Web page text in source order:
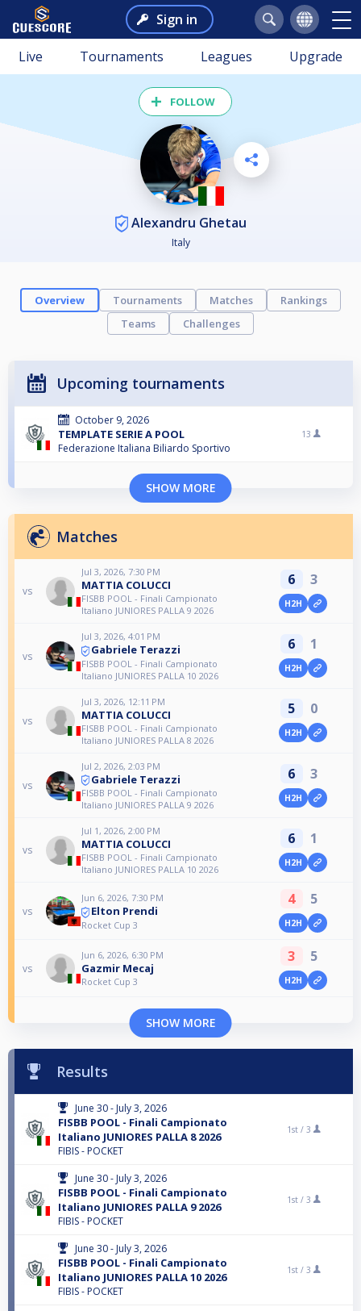
Sign in
Live Tournaments Leagues Upgrade
FOLLOW
Alexandru Ghetau
Italy
Overview Tournaments Matches
Rankings
Teams
Challenges
Upcoming tournaments
October 9, 2026
TEMPLATE SERIE A POOL
Federazione Italiana Biliardo Sportivo
13
SHOW MORE
Matches
vs
Jul 3, 2026, 7:30 PM
MATTIA COLUCCI
FISBB POOL - Finali Campionato
Italiano JUNIORES PALLA 9 2026
6 3
H2H
vs
Jul 3, 2026, 4:01 PM
Gabriele Terazzi
FISBB POOL - Finali Campionato
Italiano JUNIORES PALLA 10 2026
6 1
H2H
vs
Jul 3, 2026, 12:11 PM
MATTIA COLUCCI
FISBB POOL - Finali Campionato
Italiano JUNIORES PALLA 8 2026
5 0
H2H
vs
Jul 2, 2026, 2:03 PM
Gabriele Terazzi
FISBB POOL - Finali Campionato
Italiano JUNIORES PALLA 9 2026
6 3
H2H
vs
Jul 1, 2026, 2:00 PM
MATTIA COLUCCI
FISBB POOL - Finali Campionato
Italiano JUNIORES PALLA 10 2026
6 1
H2H
vs
Jun 6, 2026, 7:30 PM
Elton Prendi
Rocket Cup 3
4 5
H2H
vs
Jun 6, 2026, 6:30 PM
Gazmir Mecaj
Rocket Cup 3
3 5
H2H
SHOW MORE
Results
June 30 - July 3, 2026
FISBB POOL - Finali Campionato
Italiano JUNIORES PALLA 8 2026
FIBIS - POCKET
1st / 3
June 30 - July 3, 2026
FISBB POOL - Finali Campionato
Italiano JUNIORES PALLA 9 2026
FIBIS - POCKET
1st / 3
June 30 - July 3, 2026
FISBB POOL - Finali Campionato
Italiano JUNIORES PALLA 10 2026
FIBIS - POCKET
1st / 3